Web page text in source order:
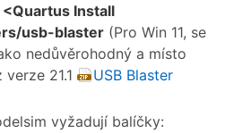
<Quartus Install
usb-blaster (Pro Win 11, se
nedůvěrohodný a místo
21.1
USB Blaster
vyžadují balíčky: